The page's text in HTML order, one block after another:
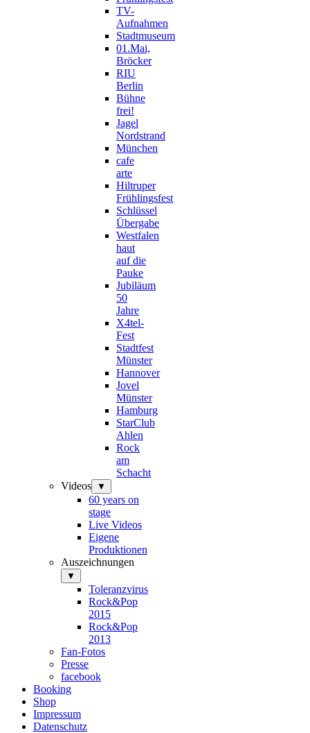
TV-
Aufnahmen
Stadtmuseum
01.Mai,
Bröcker
RIU
Berlin
Bühne
frei!
Jagel
Nordstrand
München
cafe
arte
Hiltruper
Frühlingsfest
Schlüssel
Übergabe
Westfalen
haut
auf die
Pauke
Jubiläum
50
Jahre
X4tel-
Fest
Stadtfest
Münster
Hannover
Jovel
Münster
Hamburg
StarClub
Ahlen
Rock
am
Schacht
Videos
▼
60 years on
stage
Live Videos
Eigene
Produktionen
Auszeichnungen
▼
Toleranzvirus
Rock&Pop
2015
Rock&Pop
2013
Fan-Fotos
Presse
facebook
Booking
Shop
Impressum
Datenschutz